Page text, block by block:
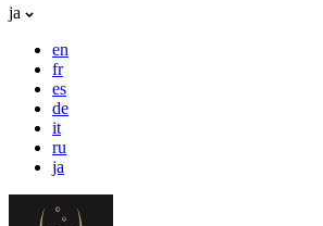
ja
en
fr
es
de
it
ru
ja